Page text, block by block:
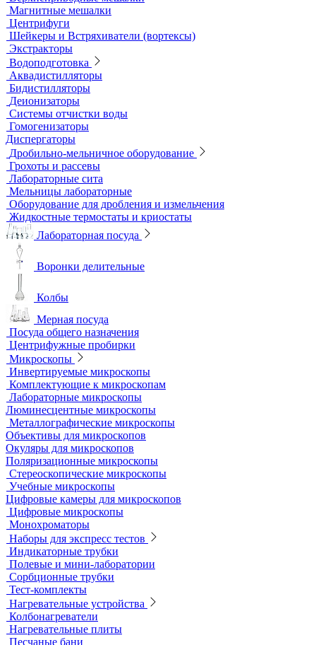
Электрохимическое оборудование
pH-метры
Иономеры
Кислородомеры
Кондуктометры
Лабораторные электроды
Мультипараметровые приборы
ОВП-метры
Оксиметры
Промышленные электроды
Перемешивающие устройства
Верхнеприводные мешалки
Магнитные мешалки
Центрифуги
Шейкеры и Встряхиватели (вортексы)
Экстракторы
Водоподготовка
Аквадистилляторы
Бидистилляторы
Деионизаторы
Системы отчистки воды
Гомогенизаторы
Диспергаторы
Дробильно-мельничное оборудование
Грохоты и рассевы
Лабораторные сита
Мельницы лабораторные
Оборудование для дробления и измельчения
Жидкостные термостаты и криостаты
Лабораторная посуда
Воронки делительные
Колбы
Мерная посуда
Посуда общего назначения
Центрифужные пробирки
Микроскопы
Инвертируемые микроскопы
Комплектующие к микроскопам
Лабораторные микроскопы
Люминесцентные микроскопы
Металлографические микроскопы
Объективы для микроскопов
Окуляры для микроскопов
Поляризационные микроскопы
Стереоскопические микроскопы
Учебные микроскопы